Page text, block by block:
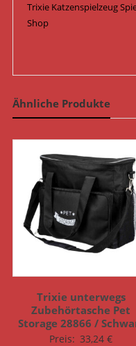
Trixie Katzenspielzeug
Shop
Ähnliche Produkte
Trixie unterwegs
Zubehörtasche Pet
Storage 28866 /
Preis: 33,24€